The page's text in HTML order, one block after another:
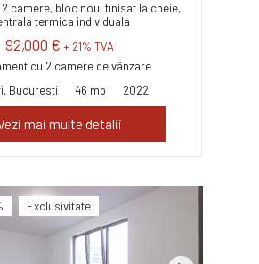
camere, bloc nou, finisat la cheie,
termica individuala
92,000 € + 21% TVA
cu 2 camere de vânzare
Bucuresti
46 mp 2022
mai multe detalii
Exclusivitate